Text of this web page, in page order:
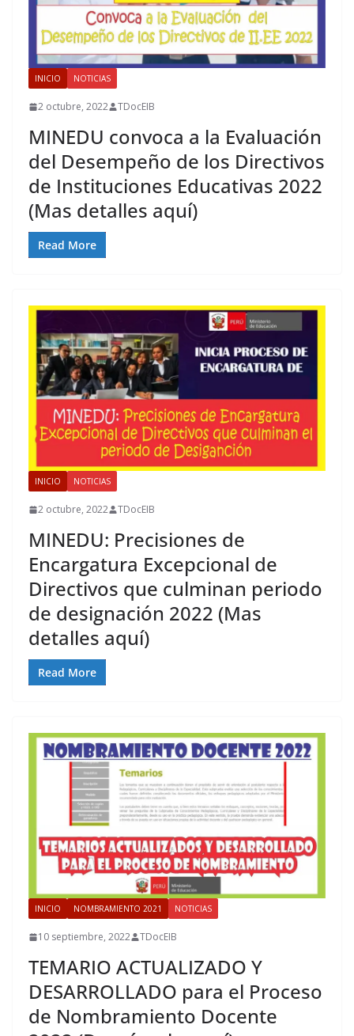
INICIO NOTICIAS
2 octubre, 2022 TDocEIB
MINEDU convoca a la Evaluación
del Desempeño de los Directivos
de Instituciones Educativas 2022
(Mas detalles aquí)
Read More
INICIO NOTICIAS
2 octubre, 2022 TDocEIB
MINEDU: Precisiones de
Encargatura Excepcional de
Directivos que culminan periodo
de designación 2022 (Mas
detalles aquí)
Read More
INICIO NOMBRAMIENTO 2021 NOTICIAS
10 septiembre, 2022 TDocEIB
TEMARIO ACTUALIZADO Y
DESARROLLADO para el Proceso
de Nombramiento Docente